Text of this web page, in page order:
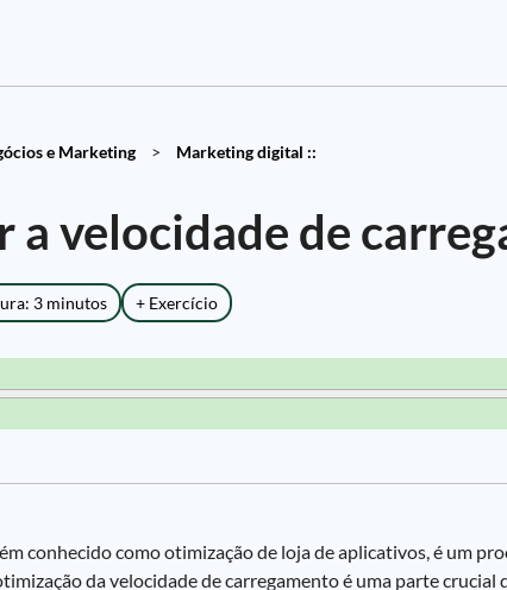
e Marketing > Marketing digital ::
velocidade de
3 minutos + Exercício
conhecido como otimização de loja de aplicativos, é um
da velocidade de carregamento é uma parte crucial